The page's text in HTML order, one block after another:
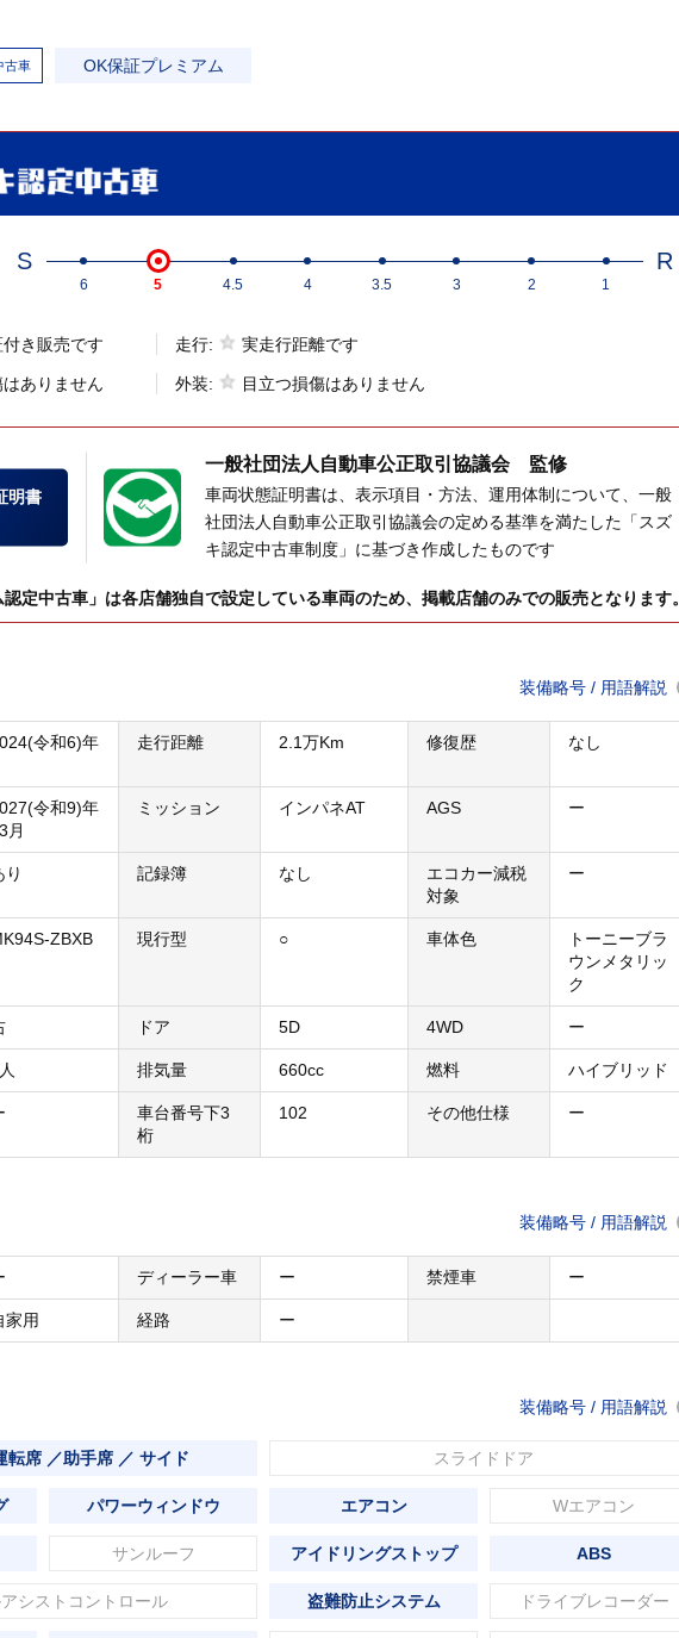
古車 OK保証プレミアム
S R
6 5 4.5 4 3.5 3 2 1
き販売です 走行: 実走行距離です
ありません 外装: 目立つ損傷はありません
明書
一般社団法人 自動車公正取引協議会 監修
車両状態証明書は、表示項目・方法、運用体制について、一般
社団法人自動車公正取引協議会の定める基準を満たした「スズ
キ認定中古車制度」に基づき作成したものです
定中古車」は各店舗独自で設定している車両のため、掲載店舗のみでの販売となります
装備略号 / 用語解説
令和6)年 走行距離 2.1万Km 修復歴 なし
令和9)年
月
ミッション インパネAT AGS ー
り 記録簿 なし
エコカー減税
対象
ー
ZBXB 現行型 ○ 車体色
トーニーブラ
ウンメタリッ
ク
ドア 5D 4WD ー
排気量 660cc 燃料 ハイブリッド
車台番号下3
桁
102 その他仕様 ー
装備略号 / 用語解説
ディーラー車 ー 禁煙車 ー
家用 経路 ー
装備略号 / 用語解説
転席 ／助手席 ／ サイド スライドドア
パワーウィンドウ エアコン Wエアコン
サンルーフ アイドリングストップ ABS
シストコントロール 盗難防止システム ドライブレコーダー